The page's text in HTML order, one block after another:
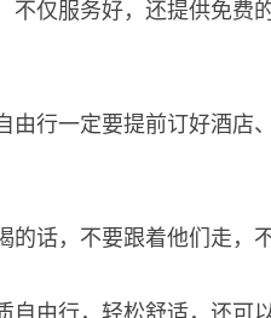
不仅服务好，还提供免费
由行一定要提前订好酒店
话，不要跟着他们走，
自由行，轻松舒适，还可